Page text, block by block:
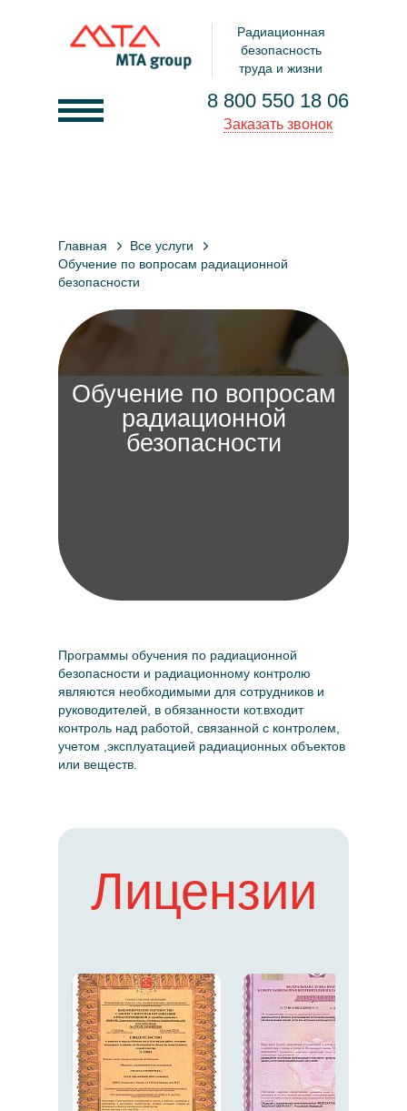
Радиационная
безопасность
труда и жизни
8 800 550 18 06
Заказать звонок
Товары
Главная
Все услуги
Обучение по вопросам радиационной
безопасности
Обучение по вопросам
радиационной
безопасности
Программы обучения по радиационной
безопасности и радиационному контролю
являются необходимыми для сотрудников и
руководителей, в обязанности кот.входит
контроль над работой, связанной с контролем,
учетом ,эксплуатацией радиационных объектов
или веществ.
Лицензии